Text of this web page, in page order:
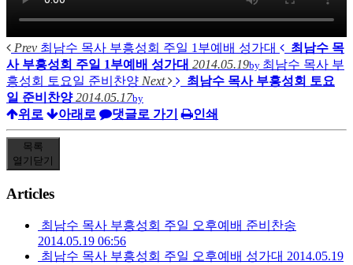
Prev 최남수 목사 부흥성회 주일 1부예배 성가대
최남수 목
사 부흥성회 주일 1부예배 성가대 2014.05.19by 최남수 목사 부
흥성회 토요일 준비찬양 Next
최남수 목사 부흥성회 토요
일 준비찬양 2014.05.17by
위로 아래로 댓글로 가기 인쇄
목록
열기 닫기
Articles
최남수 목사 부흥성회 주일 오후예배 준비찬송
2014.05.19 06:56
최남수 목사 부흥성회 주일 오후예배 성가대 2014.05.19